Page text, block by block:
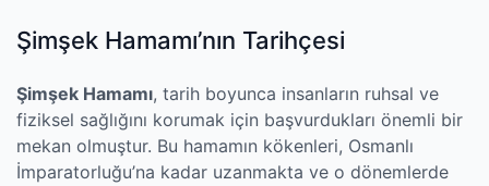
Şimşek Hamamı’nın Tarihçesi
Şimşek Hamamı, tarih boyunca insanların ruhsal ve
fiziksel sağlığını korumak için başvurdukları önemli bir
mekan olmuştur. Bu hamamın kökenleri, Osmanlı
İmparatorluğu’na kadar uzanmakta ve o dönemlerde